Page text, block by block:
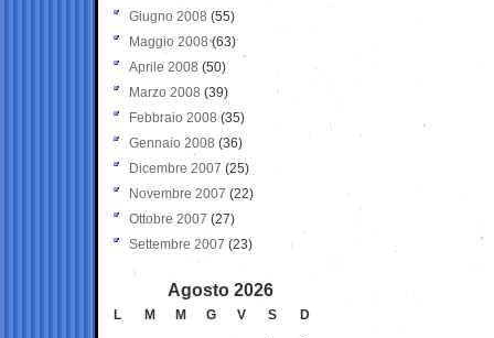
Giugno 2008 (55)
Maggio 2008(63)
Aprile 2008 (50)
Marzo 2008 (39)
Febbraio 2008 (35)
Gennaio 2008 (36)
Dicembre 2007 (25)
Novembre 2007 (22)
Ottobre 2007 (27)
Settembre 2007 (23)
Agosto 2026
L M M G V S
D